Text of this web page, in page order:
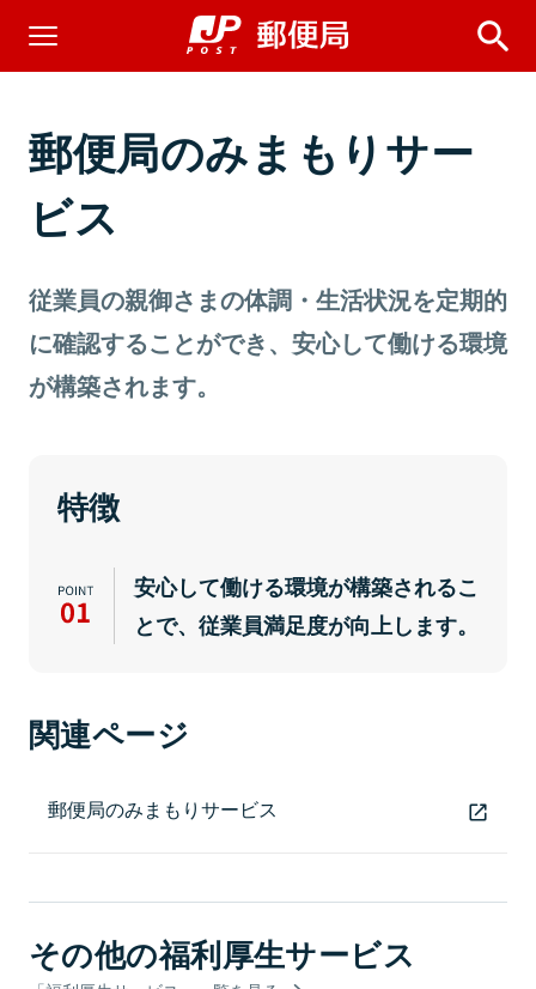
郵便局のみまもりサー
ビス
従業員の親御さまの体調・生活状況を定期的
に確認することができ、安心して働ける環境
が構築されます。
特徴
安心して働ける環境が構築されるこ
とで、従業員満足度が向上します。
関連ページ
郵便局のみまもりサービス
その他の福利厚生サービス